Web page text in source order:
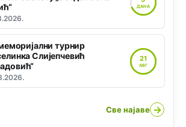
ДАНА
турнир
Слијепчевић
21
АВГ
Све најаве →